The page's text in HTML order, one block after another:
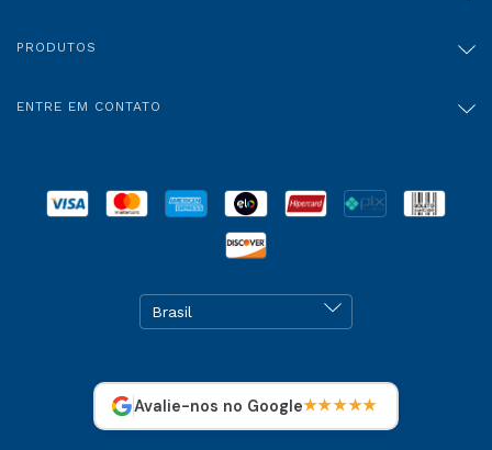
PRODUTOS
ENTRE EM CONTATO
Avalie-nos no Google★★★★★